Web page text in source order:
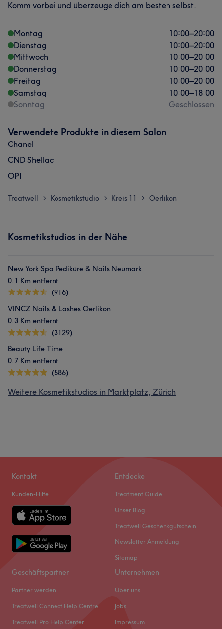
Detailverliebt Gründlich 10
Talentiert
Komm vorbei und überzeuge dich am besten selbst.
Montag 10:00–20:00
Dienstag
10:00–20:00
Mittwoch
10:00–20:00
Donnerstag
10:00–20:00
Freitag
10:00–20:00
Samstag
10:00–18:00
Sonntag
Geschlossen
Verwendete Produkte in diesem Salon
Chanel
CND Shellac
OPI
Treatwell > Kosmetikstudio > Kreis 11 > Oerlikon
Kosmetikstudios in der Nähe
New York Spa Pediküre & Nails Neumark
0.1 Km entfernt
(916)
VINCZ Nails & Lashes Oerlikon
0.3 Km entfernt
(3129)
Beauty Life Time
0.7 Km entfernt
(586)
Weitere Kosmetikstudios in Marktplatz, Zürich
Kontakt
Kunden-Hilfe
Entdecke
Treatment Guide
Unser Blog
Treatwell Geschenkgutschein
Newsletter Anmeldung
Sitemap
Geschäftspartner
Partner werden
Treatwell Connect Help Centre
Treatwell Pro Help Center
Unternehmen
Über uns
Jobs
Impressum